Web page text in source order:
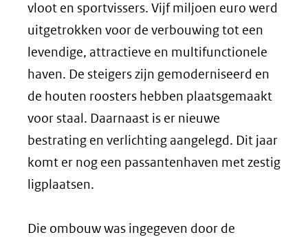
vloot en sportvissers. Vijf miljoen euro werd
uitgetrokken voor de verbouwing tot een
levendige, attractieve en multifunctionele
haven. De steigers zijn gemoderniseerd en
de houten roosters hebben plaatsgemaakt
voor staal. Daarnaast is er nieuwe
bestrating en verlichting aangelegd. Dit jaar
komt er nog een passantenhaven met zestig
ligplaatsen.
Die ombouw was ingegeven door de